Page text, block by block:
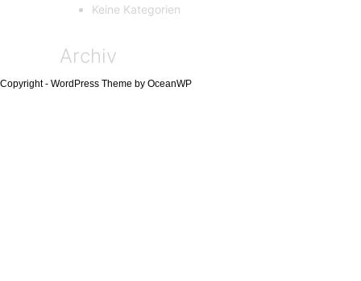
Keine Kategorien
Archiv
Copyright - WordPress Theme by OceanWP